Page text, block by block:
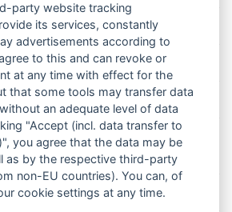
für den Garten
WeatherCloud
korrekt auf
die Sie garantiert noch nicht alle
Wo gewittert es am meisten?
party website tracking
its services, constantly
advertisements according to
to this and can revoke or
at any time with effect for the
that some tools may transfer data
an adequate level of data
"Accept (incl. data transfer to
you agree that the data may be
as by the respective third-party
non-EU countries). You can, of
cookie settings at any time.